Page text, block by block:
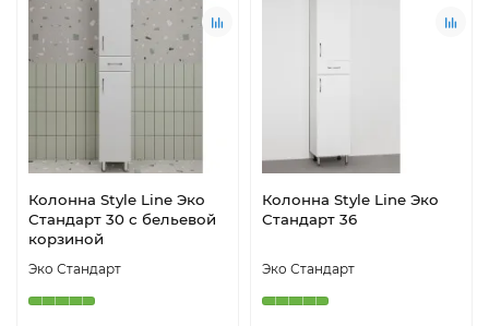
Колонна Style Line Эко
Стандарт 30 с бельевой
корзиной
Эко Стандарт
Колонна Style Line Эко
Стандарт 36
Эко Стандарт